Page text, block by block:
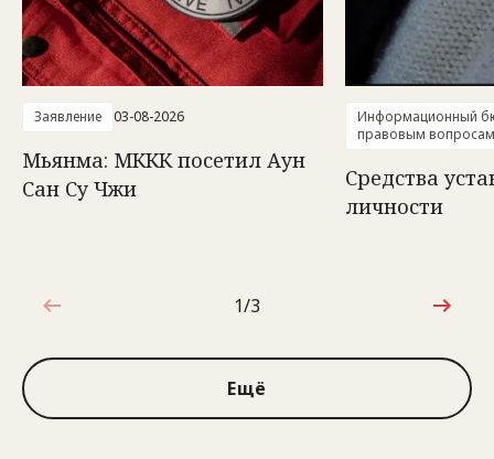
Заявление 03-08-2026
Мьянма: МККК посетил Аун
Сан Су Чжи
Информационный
правовым вопросам
Средства
личности
1 из 3
1/3
Ещё